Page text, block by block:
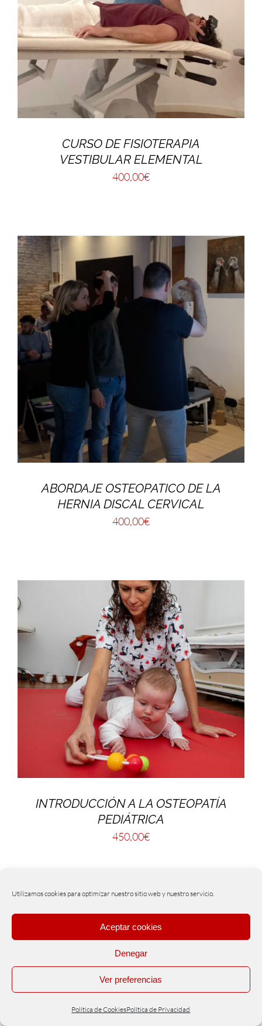
Utilizamos cookies para optimizar nuestro sitio web y nuestro servicio.
Aceptar cookies
Denegar
Ver preferencias
Política de CookiesPolítica de Privacidad
CURSO DE FISIOTERAPIA
VESTIBULAR ELEMENTAL
400,00€
ABORDAJE OSTEOPATICO DE LA
HERNIA DISCAL CERVICAL
400,00€
INTRODUCCIÓN A LA OSTEOPATÍA
PEDIÁTRICA
450,00€